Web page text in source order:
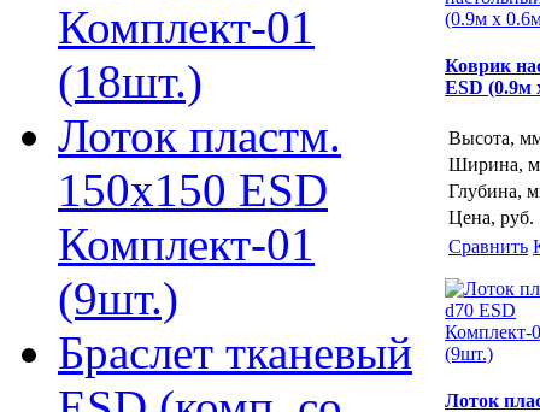
Комплект-01
(18шт.)
Лоток пластм.
150х150 ESD
Комплект-01
(9шт.)
Браслет тканевый
Коврик
ESD (0.9м
Высота,
Ширина,
Глубина,
Цена, руб.
Сравнить
Лоток